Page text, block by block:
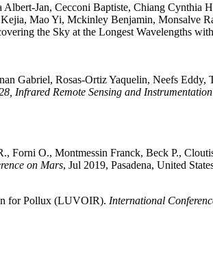
Albert-Jan, Cecconi Baptiste, Chiang Cynthia
Kejia, MaoYi, Mckinley Benjamin, Monsalve
the Sky at the Longest Wavelengths
Gabriel, Rosas-OrtizYaquelin, Neefs Eddy,
Infrared Remote Sensing and
, Forni O., Montmessin Franck, Beck P.,
on Mars, Jul 2019, Pasadena, United
for Pollux (LUVOIR). International